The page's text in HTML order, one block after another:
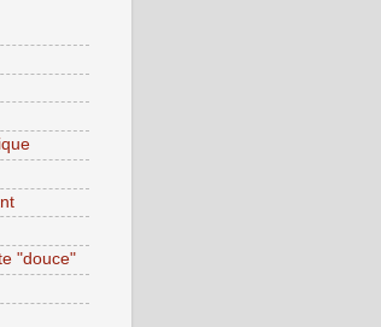
"douce"